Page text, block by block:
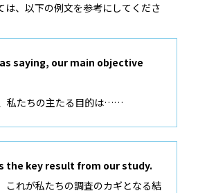
は、以下の例文を参考にしてくださ
saying, our main objective
私たちの主たる目的は……
the key result from our study.
これが私たちの調査のカギとなる結